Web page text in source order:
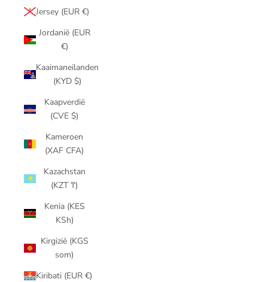
Jersey (EUR €)
Jordanië (EUR
€)
Kaaimaneilanden
(KYD $)
Kaapverdië
(CVE $)
Kameroen
(XAF CFA)
Kazachstan
(KZT ₸)
Kenia (KES
KSh)
Kirgizië (KGS
som)
Kiribati (EUR €)